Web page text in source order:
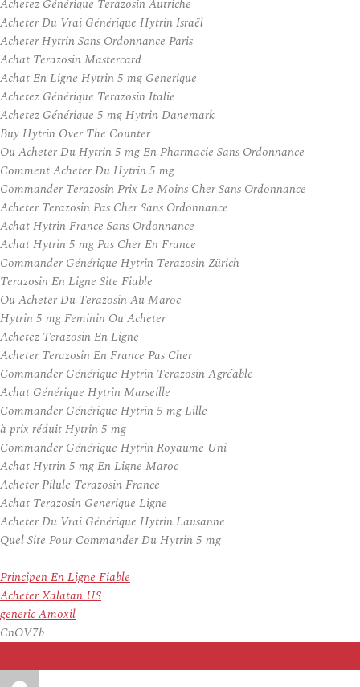
Achetez Générique Terazosin Autriche
Acheter Du Vrai Générique Hytrin Israël
Acheter Hytrin Sans Ordonnance Paris
Achat Terazosin Mastercard
Achat En Ligne Hytrin 5 mg Generique
Achetez Générique Terazosin Italie
Achetez Générique 5 mg Hytrin Danemark
Buy Hytrin Over The Counter
Ou Acheter Du Hytrin 5 mg En Pharmacie Sans Ordonnance
Comment Acheter Du Hytrin 5 mg
Commander Terazosin Prix Le Moins Cher Sans Ordonnance
Acheter Terazosin Pas Cher Sans Ordonnance
Achat Hytrin France Sans Ordonnance
Achat Hytrin 5 mg Pas Cher En France
Commander Générique Hytrin Terazosin Zürich
Terazosin En Ligne Site Fiable
Ou Acheter Du Terazosin Au Maroc
Hytrin 5 mg Feminin Ou Acheter
Achetez Terazosin En Ligne
Acheter Terazosin En France Pas Cher
Commander Générique Hytrin Terazosin Agréable
Achat Générique Hytrin Marseille
Commander Générique Hytrin 5 mg Lille
à prix réduit Hytrin 5 mg
Commander Générique Hytrin Royaume Uni
Achat Hytrin 5 mg En Ligne Maroc
Acheter Pilule Terazosin France
Achat Terazosin Generique Ligne
Acheter Du Vrai Générique Hytrin Lausanne
Quel Site Pour Commander Du Hytrin 5 mg
Principen En Ligne Fiable
Acheter Xalatan US
generic Amoxil
CnOV7b